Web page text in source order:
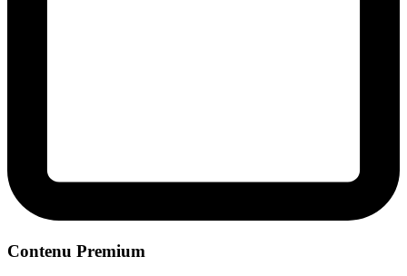
Contenu Premium